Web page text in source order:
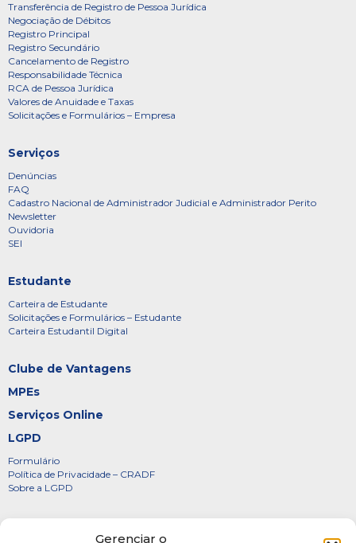
Gerenciar o
Transferência de Registro de Pessoa Jurídica
Negociação de Débitos
Registro Principal
Registro Secundário
Cancelamento de Registro
Responsabilidade Técnica
RCA de Pessoa Jurídica
Valores de Anuidade e Taxas
Solicitações e Formulários – Empresa
Serviços
Denúncias
FAQ
Cadastro Nacional de Administrador Judicial e Administrador Perito
Newsletter
Ouvidoria
SEI
Estudante
Carteira de Estudante
Solicitações e Formulários – Estudante
Carteira Estudantil Digital
Clube de Vantagens
MPEs
Serviços Online
LGPD
Formulário
Política de Privacidade – CRADF
Sobre a LGPD